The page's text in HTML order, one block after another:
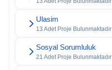
Ulasim
13 Adet Proje Bulunmaktadır
Sosyal Sorumluluk
21 Adet Proje Bulunmaktadır